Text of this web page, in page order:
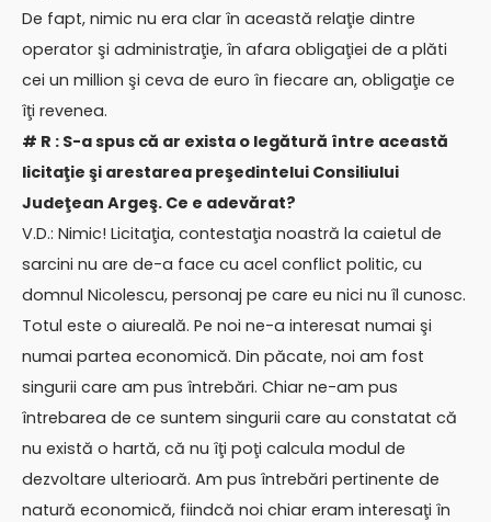
De fapt, nimic nu era clar în această relaţie dintre
operator şi administraţie, în afara obligaţiei de a plăti
cei un million şi ceva de euro în fiecare an, obligaţie ce
îţi revenea.
# R : S-a spus că ar exista o legătură între această
licitaţie şi arestarea preşedintelui Consiliului
Judeţean Argeş. Ce e adevărat?
V.D.: Nimic! Licitaţia, contestaţia noastră la caietul de
sarcini nu are de-a face cu acel conflict politic, cu
domnul Nicolescu, personaj pe care eu nici nu îl cunosc.
Totul este o aiureală. Pe noi ne-a interesat numai şi
numai partea economică. Din păcate, noi am fost
singurii care am pus întrebări. Chiar ne-am pus
întrebarea de ce suntem singurii care au constatat că
nu există o hartă, că nu îţi poţi calcula modul de
dezvoltare ulterioară. Am pus întrebări pertinente de
natură economică, fiindcă noi chiar eram interesaţi în